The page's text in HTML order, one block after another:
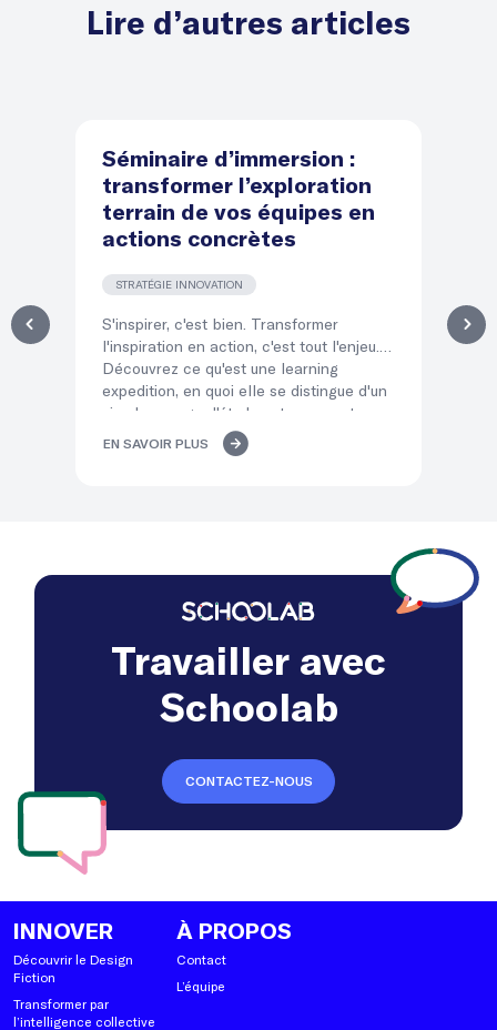
Lire d’autres articles
Séminaire d’immersion :
transformer l’exploration
terrain de vos équipes en
actions concrètes
STRATÉGIE INNOVATION
S'inspirer, c'est bien. Transformer
l'inspiration en action, c'est tout l'enjeu.
Découvrez ce qu'est une learning
expedition, en quoi elle se distingue d'un
simple voyage d'études et comment ses
« temps d'atterrissage » transforment
l'immersion de vos équipes en décisions
EN SAVOIR PLUS
Travailler avec
Schoolab
CONTACTEZ-NOUS
INNOVER
Découvrir le Design
Fiction
Transformer par
l’intelligence collective
À PROPOS
Contact
L’équipe